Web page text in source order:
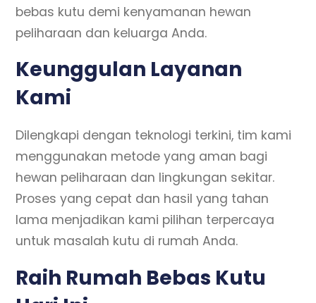
bebas kutu demi kenyamanan hewan
peliharaan dan keluarga Anda.
Keunggulan Layanan
Kami
Dilengkapi dengan teknologi terkini, tim kami
menggunakan metode yang aman bagi
hewan peliharaan dan lingkungan sekitar.
Proses yang cepat dan hasil yang tahan
lama menjadikan kami pilihan terpercaya
untuk masalah kutu di rumah Anda.
Raih Rumah Bebas Kutu